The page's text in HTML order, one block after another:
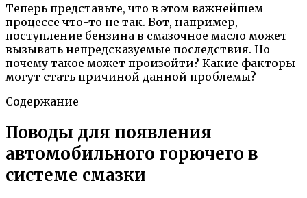
Теперь представьте, что в этом важнейшем
процессе что-то не так. Вот, например,
поступление бензина в смазочное масло может
вызывать непредсказуемые последствия. Но
почему такое может произойти? Какие факторы
могут стать причиной данной проблемы?
Содержание
Поводы для появления
автомобильного горючего в
системе смазки